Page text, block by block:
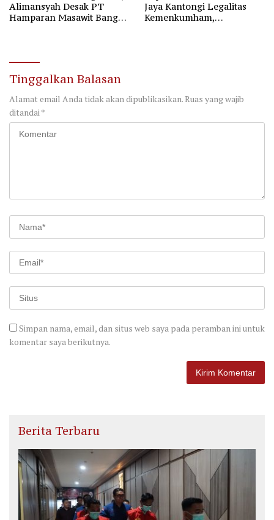
Alimansyah Desak PT
Hamparan Masawit Bangun
Jaya Kantongi Legalitas
Kemenkumham,
Tinggalkan Balasan
Alamat email Anda tidak akan dipublikasikan.Ruas yang wajib
ditandai*
Simpan nama, email, dan situs web saya pada peramban ini untuk
komentar saya berikutnya.
Berita Terbaru